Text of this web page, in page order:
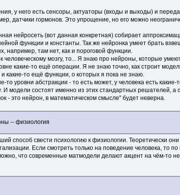
у него есть сенсоры, актуаторы (входы и выходы) и
датчики гормонов. Это упрощение, но его можно
нейросеть (вот данная конкретная) собирает
функции и константы. Так же нейронка умеет брать
например, там нет, как и пороговой функции.
человеческому мозгу, то... Я знаю про нейроны, которые
какие-то ещё операции. Я не знаю точно, как строит
какие-то ещё функции, о которых я пока не знаю.
уровни абстракции - то есть может, у человека есть
модели состоят именно из этих стандартных решателей,
- это нейрон, в математическом смысле" будет неверна.
-- физиология
способ свести психологию к физиологии. Теоретически
Если смотреть только на поведение человека, то
что современные матмодели делают акцент на чём-то